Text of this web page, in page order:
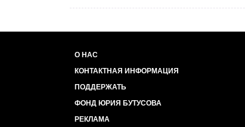
О НАС
КОНТАКТНАЯ ИНФОРМАЦИЯ
ПОДДЕРЖАТЬ
ФОНД ЮРИЯ БУТУСОВА
РЕКЛАМА